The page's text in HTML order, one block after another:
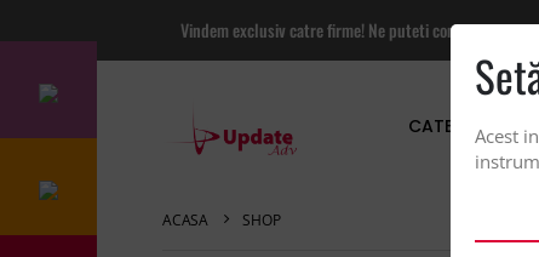
Vindem exclusiv catre firme! Ne puteti contacta
CATEGORII
ACASA SHOP
Acest